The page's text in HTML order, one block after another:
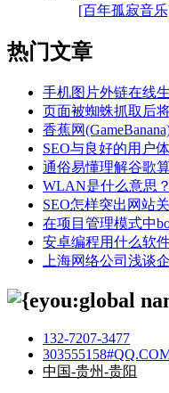
[百年孤寂音
热门文章
手机图片外链在线
页面被蜘蛛抓取后
香蕉网
SEO与良好的用户
通俗易懂理解谷歌
WLAN是什么意思
SEO怎样突出网站
在项目管理模式中
安卓编程用什么软
上海网络公司浅谈
132-7207-3477
中国-贵州-贵阳